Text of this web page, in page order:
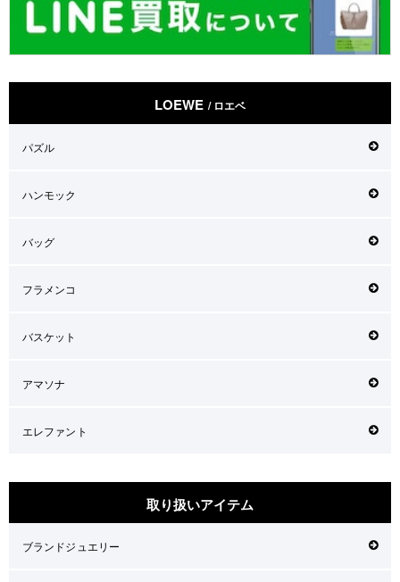
LOEWE / ロエベ
パズル
ハンモック
バッグ
フラメンコ
バスケット
アマソナ
エレファント
取り扱いアイテム
ブランドジュエリー